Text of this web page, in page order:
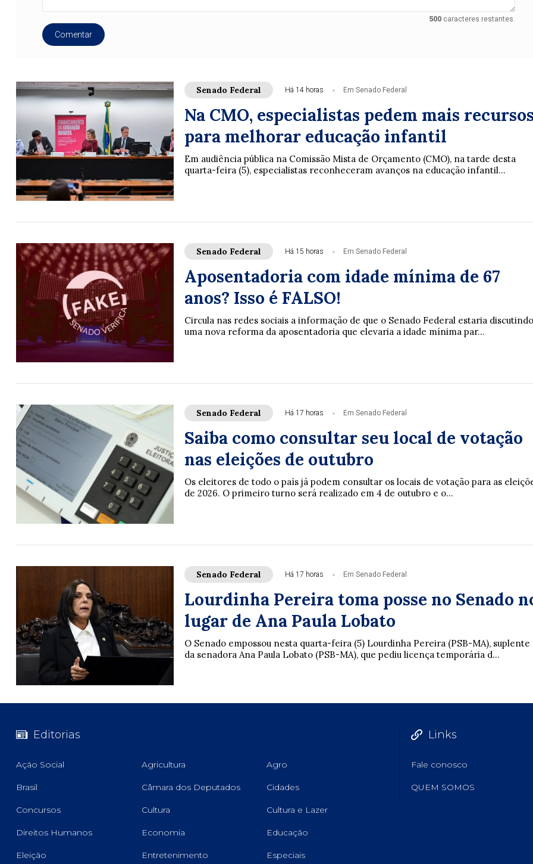
500caracteres restantes.
Comentar
Senado Federal Há 14 horas Em Senado Federal
Na CMO, especialistas pedem mais
para melhorar educação infantil
Em audiência pública na Comissão Mista de Orçamento (CMO), na tarde desta
quarta-feira (5), especialistas reconheceram avanços na educação infantil...
Senado Federal Há 15 horas Em Senado Federal
Aposentadoria com idade mínima de 67
anos? Isso é FALSO!
Circula nas redes sociais a informação de que o Senado Federal estaria discutindo
uma nova reforma da aposentadoria que elevaria a idade mínima par...
Senado Federal Há 17 horas Em Senado Federal
Saiba como consultar seu local de votação
nas eleições de outubro
Os eleitores de todo o país já podem consultar os locais de votação para as
de 2026. O primeiro turno será realizado em 4 de outubro e o...
Senado Federal Há 17 horas Em Senado Federal
Lourdinha Pereira toma posse no Senado
lugar de Ana Paula Lobato
O Senado empossou nesta quarta-feira (5) Lourdinha Pereira (PSB-MA), suplente
da senadora Ana Paula Lobato (PSB-MA), que pediu licença temporária d...
Editorias
Ação Social Agricultura Agro
Brasil Câmara dos Deputados Cidades
Concursos Cultura Cultura e Lazer
Direitos Humanos Economia Educação
Eleição Entretenimento Especiais
Links
Fale conosco
QUEM SOMOS